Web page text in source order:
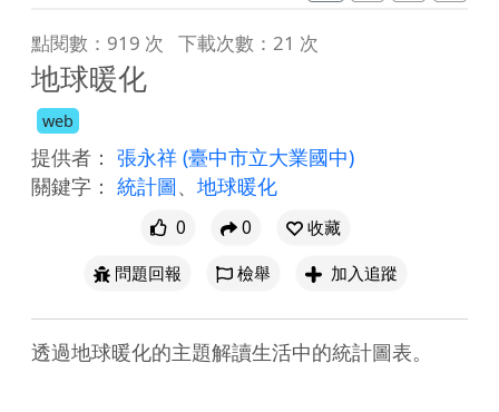
點閱數：919 次 下載次數：21 次
地球暖化
web
提供者： 張永祥 (臺中市立大業國中)
關鍵字： 統計圖、 地球暖化
0 0
收藏
問題回報
檢舉 加入追蹤
透過地球暖化的主題解讀生活中的統計圖表。